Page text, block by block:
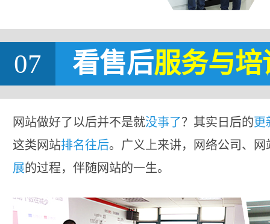
07 看售后服务与培
网站做好了以后并不是就没事了？其实日后的更
这类网站排名往后。广义上来讲，网络公司、
展的过程，伴随网站的一生。